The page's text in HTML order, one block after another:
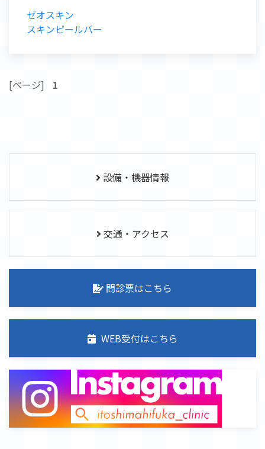
設備・機器情報
交通・アクセス
問診票はこちら
WEB受付はこちら
ゼオスキン
スキンピールバー
[ページ] 1